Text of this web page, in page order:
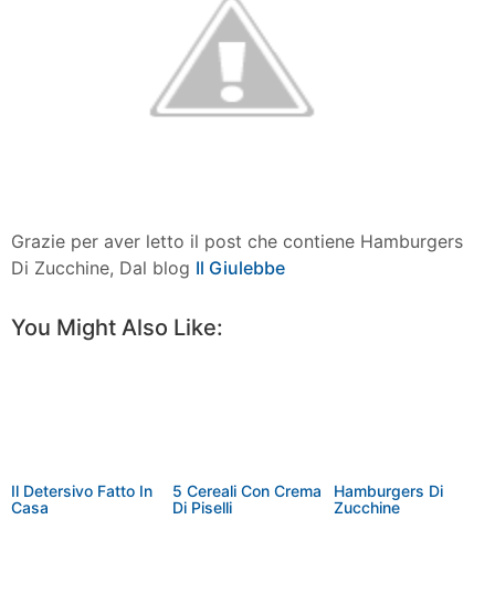
Grazie per aver letto il post che contiene Hamburgers
Di Zucchine, Dal blog Il Giulebbe
Facebook Twitter